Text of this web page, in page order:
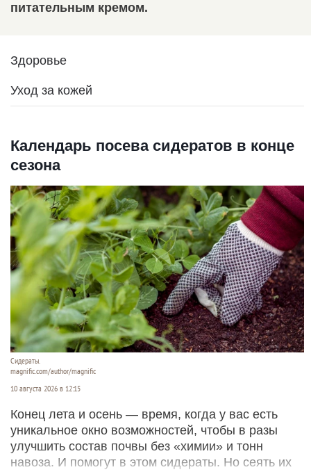
питательным кремом.
Здоровье
Уход за кожей
Календарь посева сидератов в конце
сезона
Сидераты.
magnific.com/author/magnific
10 августа 2026 в 12:15
Конец лета и осень — время, когда у вас есть
уникальное окно возможностей, чтобы в разы
улучшить состав почвы без «химии» и тонн
навоза. И помогут в этом сидераты. Но сеять их